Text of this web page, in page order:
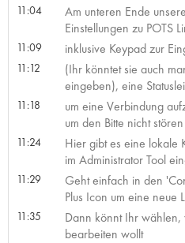
11:04
Am unteren Ende
Einstellungen zu POTS
11:09 inklusive Keypad zur
11:12
(Ihr könntet sie auch
eingeben), eine
11:18
um eine Verbindung
um den Bitte nicht
11:24
Hier gibt es eine lokale
im Administrator Tool
11:29
Geht einfach in den
Plus Icon um eine neue
11:35
Dann könnt Ihr
bearbeiten wollt